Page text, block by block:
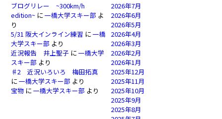
ブログリレー ~300km/h
edition~ に一橋大学スキー部 よ
り
5/31 阪大インライン練習 に一橋
大学スキー部 より
近況報告 井上聖子 に一橋大学
スキー部 より
♯2 近況いろいろ 梅田拓真
に一橋大学スキー部 より
宝物 に一橋大学スキー部 より
2026年7月
2026年6月
2026年5月
2026年4月
2026年3月
2026年2月
2026年1月
2025年12月
2025年11月
2025年10月
2025年9月
2025年8月